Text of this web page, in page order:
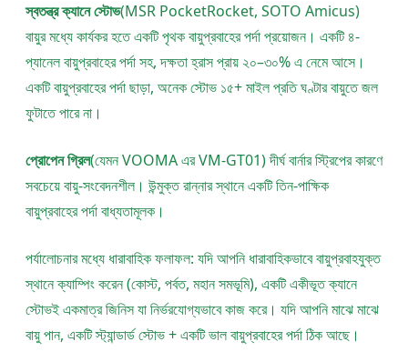
স্বতন্ত্র ক্যানে স্টোভ(MSR PocketRocket, SOTO Amicus)
বায়ুর মধ্যে কার্যকর হতে একটি পৃথক বায়ুপ্রবাহের পর্দা প্রয়োজন। একটি ৪-
প্যানেল বায়ুপ্রবাহের পর্দা সহ, দক্ষতা হ্রাস প্রায় ২০–৩০% এ নেমে আসে।
একটি বায়ুপ্রবাহের পর্দা ছাড়া, অনেক স্টোভ ১৫+ মাইল প্রতি ঘণ্টার বায়ুতে জল
ফুটাতে পারে না।
প্রোপেন গ্রিল(যেমন VOOMA এর VM-GT01) দীর্ঘ বার্নার স্ট্রিপের কারণে
সবচেয়ে বায়ু-সংবেদনশীল। উন্মুক্ত রান্নার স্থানে একটি তিন-পাক্ষিক
বায়ুপ্রবাহের পর্দা বাধ্যতামূলক।
পর্যালোচনার মধ্যে ধারাবাহিক ফলাফল: যদি আপনি ধারাবাহিকভাবে বায়ুপ্রবাহযুক্ত
স্থানে ক্যাম্পিং করেন (কোস্ট, পর্বত, মহান সমভূমি), একটি একীভূত ক্যানে
স্টোভই একমাত্র জিনিস যা নির্ভরযোগ্যভাবে কাজ করে। যদি আপনি মাঝে মাঝে
বায়ু পান, একটি স্ট্যান্ডার্ড স্টোভ + একটি ভাল বায়ুপ্রবাহের পর্দা ঠিক আছে।